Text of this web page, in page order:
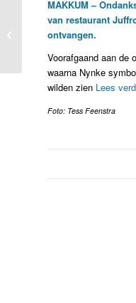
MAKKUM –
van restaurant
ontvangen.
Voorafgaand aan de
waarna Nynke
wilden zien Lees
Foto: Tess Feenstra
Koninklijke Tichelaar
maakt ambachtelijke
tegels voor
Vlietermonument